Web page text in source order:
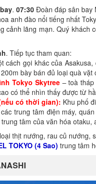
. 07:30 Đoàn đáp sân bay
anh đào nổi tiếng nhất
cảnh lãng mạn. Quý
. Tiếp tục tham quan:
cách gọi khác của
bày bán đủ loại quà
Tokyo Skytree– toà tháp
có thể nhìn thấy được từ
có thời gian): Khu phố
trung tâm điện máy,
tâm của văn hóa otaku,
thịt nướng, rau củ nướng,
TOKYO (4 Sao) trung tâm